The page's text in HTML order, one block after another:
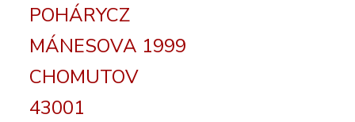
POHÁRYCZ
MÁNESOVA 1999
CHOMUTOV
43001